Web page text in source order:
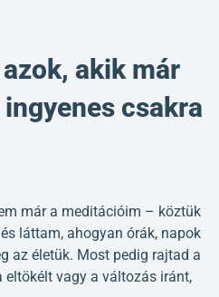
akik már
csakra
már a meditációim – köztük
láttam, ahogyan órák, napok
az életük. Most pedig rajtad a
eltökélt vagy a változás iránt,